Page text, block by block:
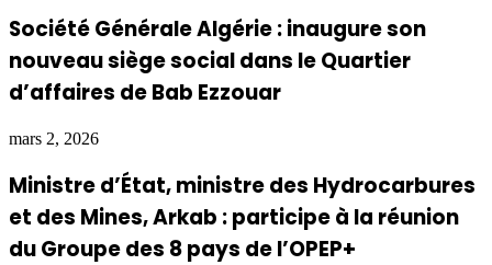
Société Générale Algérie : inaugure son
nouveau siège social dans le Quartier
d’affaires de Bab Ezzouar
mars 2, 2026
Ministre d’État, ministre des Hydrocarbures
et des Mines, Arkab : participe à la réunion
du Groupe des 8 pays de l’OPEP+